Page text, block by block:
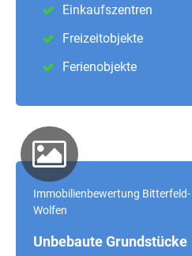
Einkaufszentren
Freizeitobjekte
Ferienobjekte
Immobilienbewertung Bitterfeld-
Wolfen
Unbebaute Grundstücke